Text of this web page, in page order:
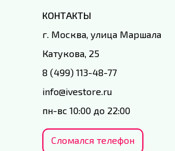
КОНТАКТЫ
г. Москва, улица Маршала
Катукова, 25
8 (499) 113-48-77
info@ivestore.ru
пн-вс 10:00 до 22:00
Сломался телефон